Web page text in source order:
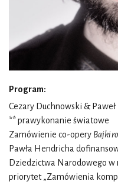
Program:
Cezary Duchnowski &
** prawykonanie światowe
Zamówienie co-opery Bajki
Pawła Hendricha
Dziedzictwa Narodowego w
priorytet „Zamówienia